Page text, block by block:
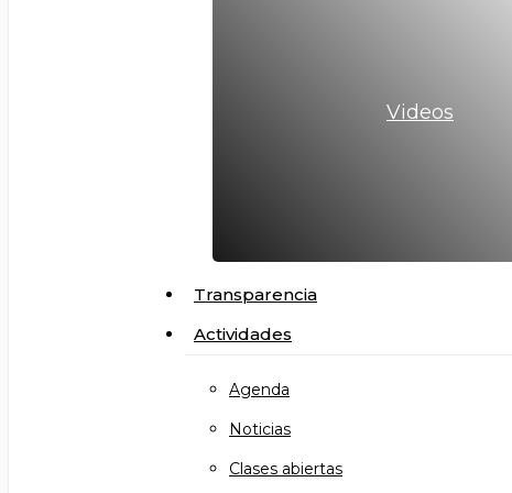
Videos
Transparencia
Actividades
Agenda
Noticias
Clases abiertas